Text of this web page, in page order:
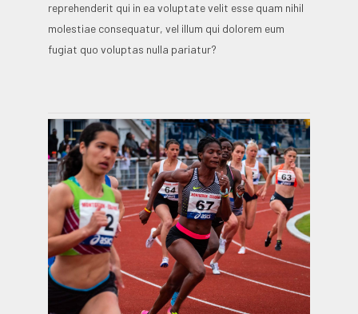
reprehenderit qui in ea voluptate velit esse quam nihil
molestiae consequatur, vel illum qui dolorem eum
fugiat quo voluptas nulla pariatur?